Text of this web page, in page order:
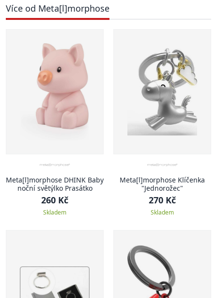
Více od Meta[l]morphose
Meta[l]morphose DHINK Baby
noční světýlko Prasátko
260 Kč
Skladem
Meta[l]morphose Klíčenka
"Jednorožec"
270 Kč
Skladem